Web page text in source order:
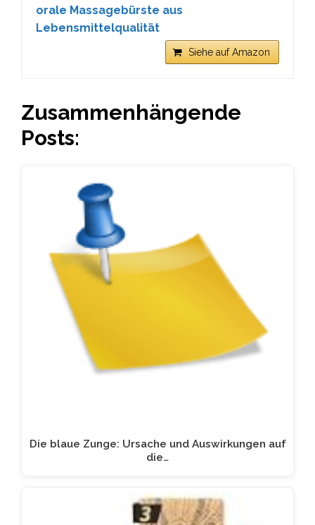
orale Massagebürste aus
Lebensmittelqualität
Siehe auf Amazon
Zusammenhängende
Posts:
Die blaue Zunge: Ursache und Auswirkungen auf
die…